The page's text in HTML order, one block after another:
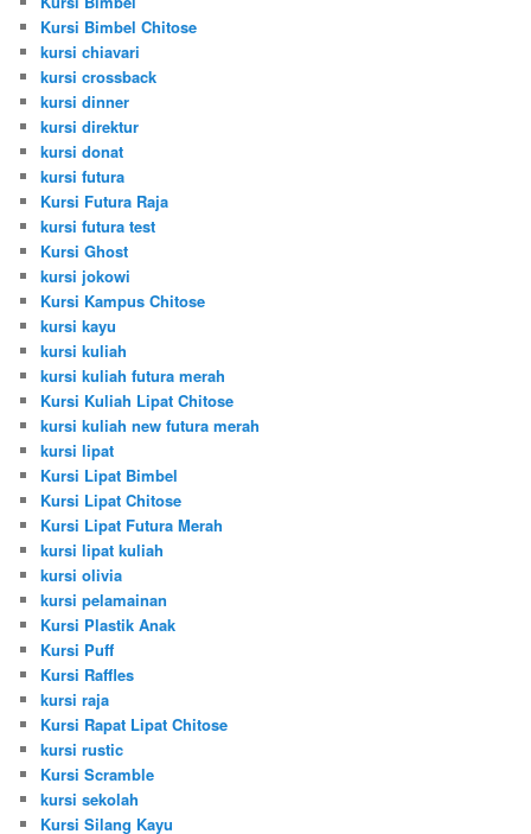
Kursi Bimbel Chitose
kursi chiavari
kursi crossback
kursi dinner
kursi direktur
kursi donat
kursi futura
Kursi Futura Raja
kursi futura test
Kursi Ghost
kursi jokowi
Kursi Kampus Chitose
kursi kayu
kursi kuliah
kursi kuliah futura merah
Kursi Kuliah Lipat Chitose
kursi kuliah new futura merah
kursi lipat
Kursi Lipat Bimbel
Kursi Lipat Chitose
Kursi Lipat Futura Merah
kursi lipat kuliah
kursi olivia
kursi pelamainan
Kursi Plastik Anak
Kursi Puff
Kursi Raffles
kursi raja
Kursi Rapat Lipat Chitose
kursi rustic
Kursi Scramble
kursi sekolah
Kursi Silang Kayu